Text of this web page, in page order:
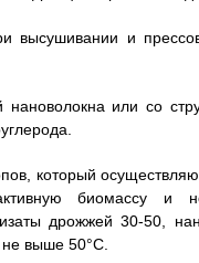
высушивании и
или со
который
биомассу и
дрожжей 30-50,
выше 50°C.